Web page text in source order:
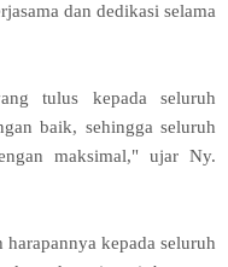
dan dedikasi selama
tulus kepada seluruh
baik, sehingga seluruh
maksimal," ujar Ny.
kepada seluruh